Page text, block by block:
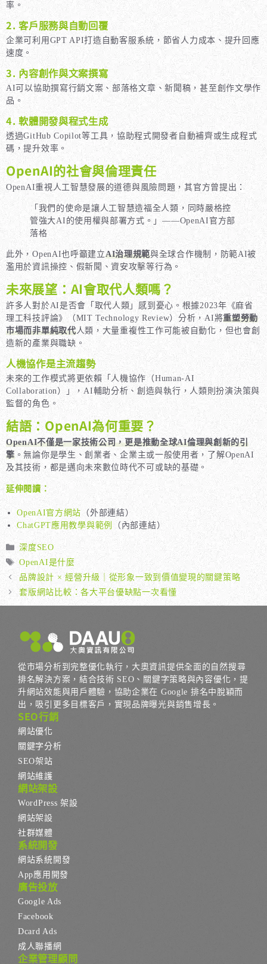
率。
2. 客戶服務與自動回覆
企業可利用GPT API打造自動客服系統，節省人力成本、提升回應
速度。
3. 內容創作與文案撰寫
AI可以協助撰寫行銷文案、部落格文章、新聞稿，甚至創作文學作
品。
4. 軟體開發與程式生成
透過GitHub Copilot等工具，協助程式開發者自動補齊或生成程式
碼，提升效率。
OpenAI的社會與倫理責任
OpenAI重視人工智慧發展的道德與風險問題，其官方曾提出：
「我們的使命是讓人工智慧造福全人類，同時嚴格控
管強大AI的使用權與部署方式。」——OpenAI官方部
落格
此外，OpenAI也呼籲建立AI治理規範與全球合作機制，防範AI被
濫用於資訊操控、假新聞、資安攻擊等行為。
未來展望：AI會取代人類嗎？
許多人對於AI是否會「取代人類」感到憂心。根據2023年《麻省
理工科技評論》（MIT Technology Review）分析，AI將重塑勞動
市場而非單純取代人類，大量重複性工作可能被自動化，但也會創
造新的產業與職缺。
人機協作是主流趨勢
未來的工作模式將更依賴「人機協作（Human-AI
Collaboration）」，AI輔助分析、創造與執行，人類則扮演決策與
監督的角色。
結語：OpenAI為何重要？
OpenAI不僅是一家技術公司，更是推動全球AI倫理與創新的引
擎。無論你是學生、創業者、企業主或一般使用者，了解OpenAI
及其技術，都是邁向未來數位時代不可或缺的基礎。
延伸閱讀：
OpenAI官方網站 （外部連結）
ChatGPT應用教學與範例
（內部連結）
分
類
深度SEO
標
籤
OpenAI是什麼
品牌設計 × 經營升級｜從形象一致到價值變現的關鍵策略
套版網站比較：各大平台優缺點一次看懂
從市場分析到完整優化執行，大奧資訊提供全面的自然搜尋
排名解決方案，結合技術 SEO、關鍵字策略與內容優化，提
升網站效能與用戶體驗，協助企業在 Google 排名中脫穎而
出，吸引更多目標客戶，實現品牌曝光與銷售增長。
SEO行銷
網站優化
關鍵字分析
SEO架站
網站維護
網站架設
WordPress 架設
網站架設
社群媒體
系統開發
網站系統開發
App應用開發
廣告投放
Google Ads
Facebook
Dcard Ads
成人聯播網
企業管理顧問